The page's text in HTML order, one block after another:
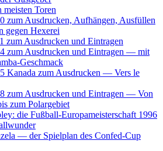
Toren
zum Ausdrucken, Aufhängen, Ausfüllen
gegen Hexerei
zum Ausdrucken und Eintragen
zum Ausdrucken und Eintragen — mit
Geschmack
Kanada zum Ausdrucken — Vers le
zum Ausdrucken und Eintragen — Von
zum Polargebiet
die Fußball-Europameisterschaft 1996
— der Spielplan des Confed-Cup